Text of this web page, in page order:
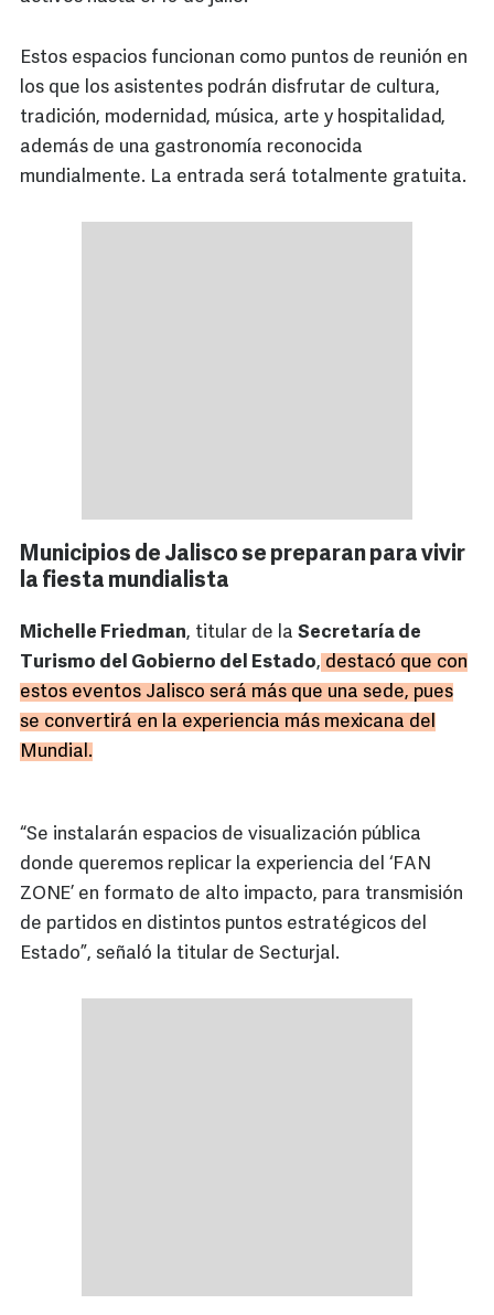
Estos espacios funcionan como puntos de reunión en
los que los asistentes podrán disfrutar de cultura,
tradición, modernidad, música, arte y hospitalidad,
además de una gastronomía reconocida
mundialmente. La entrada será totalmente gratuita.
Municipios de Jalisco se preparan para vivir
la fiesta mundialista
Michelle Friedman, titular de la Secretaría de
Turismo del Gobierno del Estado, destacó que con
estos eventos Jalisco será más que una sede, pues
se convertirá en la experiencia más mexicana del
Mundial.
“Se instalarán espacios de visualización pública
donde queremos replicar la experiencia del ‘FAN
ZONE’ en formato de alto impacto, para transmisión
de partidos en distintos puntos estratégicos del
Estado”, señaló la titular de Secturjal.